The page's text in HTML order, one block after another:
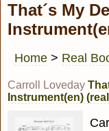
That´s My
Home > Real
Carroll Loveday
Instrument(en)